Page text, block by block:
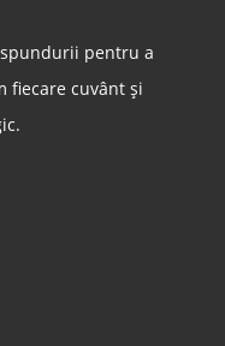
pentru a
fiecare cuvânt și